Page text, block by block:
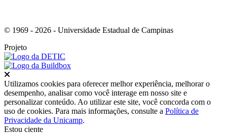
© 1969 - 2026 - Universidade Estadual de Campinas
Projeto
Utilizamos cookies para oferecer melhor experiência, melhorar o
desempenho, analisar como você interage em nosso site e
personalizar conteúdo. Ao utilizar este site, você concorda com o
uso de cookies. Para mais informações, consulte a Política de
Privacidade da Unicamp.
Estou ciente